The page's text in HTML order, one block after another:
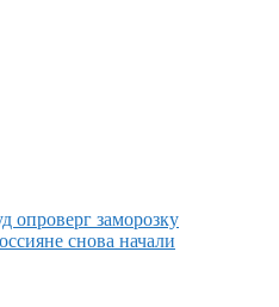
опроверг заморозку
снова начали